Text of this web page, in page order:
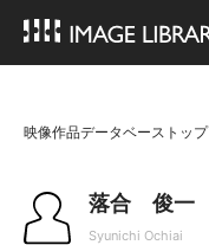
映像作品データベーストップ
落合 俊一
Syunichi Ochiai